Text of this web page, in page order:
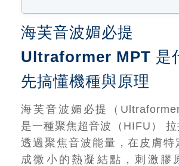
海芙音波媚必提
Ultraformer MPT 是
先搞懂機種與原理
海芙音波媚必提（Ultraformer
是一種聚焦超音波（HIFU） 拉
透過聚焦音波能量，在皮膚特
成微小的熱凝結點，刺激膠